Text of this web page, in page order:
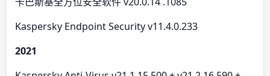
Kaspersky Endpoint Security v11.4.0.233
2021